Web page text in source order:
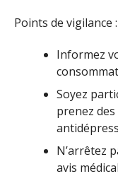
Points de vigilance :
Informez
Soyez
prenez
N’arrêtez
avis médical